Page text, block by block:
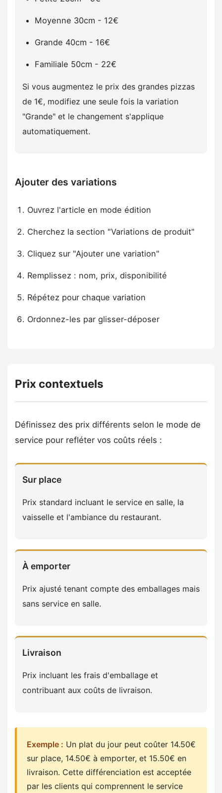
Moyenne 30cm - 12€
Grande 40cm - 16€
Familiale 50cm - 22€
Si vous augmentez le prix des grandes pizzas
de 1€, modifiez une seule fois la variation
"Grande" et le changement s'applique
automatiquement.
Ajouter des variations
Ouvrez l'article en mode édition
Cherchez la section "Variations de produit"
Cliquez sur "Ajouter une variation"
Remplissez : nom, prix, disponibilité
Répétez pour chaque variation
Ordonnez-les par glisser-déposer
Prix contextuels
Définissez des prix différents selon le mode de
service pour refléter vos coûts réels :
Sur place
Prix standard incluant le service en salle, la
vaisselle et l'ambiance du restaurant.
À emporter
Prix ajusté tenant compte des emballages mais
sans service en salle.
Livraison
Prix incluant les frais d'emballage et
contribuant aux coûts de livraison.
Exemple : Un plat du jour peut coûter 14.50€
sur place, 14.50€ à emporter, et 15.50€ en
livraison. Cette différenciation est acceptée
par les clients qui comprennent le service